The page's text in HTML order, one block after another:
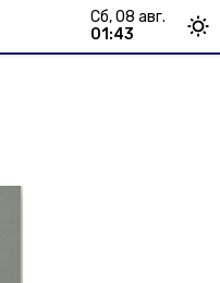
сб, 08 авг.
01:43